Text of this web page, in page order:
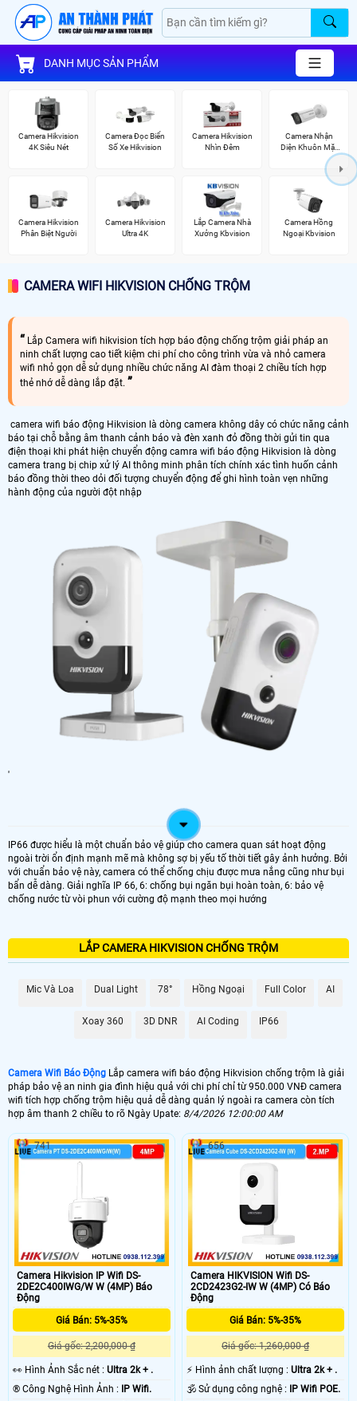
DANH MỤC SẢN PHẨM
Camera Hikvision
4K Siêu Nét
Camera Đọc Biển
Số Xe Hikvision
Camera Hikvision
Nhìn Đêm
Camera Nhận
Diện Khuôn Mặt
Camera Hikvision
Phân Biệt Người
Camera Hikvision
Ultra 4K
Lắp Camera Nhà
Xưởng Kbvision
Camera Hồng
Ngoại Kbvision
CAMERA WIFI HIKVISION CHỐNG TRỘM
Lắp Camera wifi hikvision tích hợp báo động chống trộm giải pháp an
ninh chất lượng cao tiết kiệm chi phí cho công trình vừa và nhỏ camera
wifi nhỏ gọn dễ sử dụng nhiều chức năng AI đàm thoại 2 chiều tích hợp
thẻ nhớ dễ dàng lắp đặt.
camera wifi báo động Hikvision là dòng camera không dây có chức năng cảnh
báo tại chỗ bằng âm thanh cảnh báo và đèn xanh đỏ đồng thời gửi tin qua
điện thoại khi phát hiện chuyển động camra wifi báo động Hikvision là dòng
camera trang bị chip xử lý AI thông minh phân tích chính xác tình huốn cảnh
báo đồng thời theo dỏi đối tượng chuyển động để ghi hình toàn vẹn những
hành động của người đột nhập
'
IP66 được hiểu là một chuẩn bảo vệ giúp cho camera quan sát hoạt động
ngoài trời ổn định mạnh mẽ mà không sợ bị yếu tố thời tiết gây ảnh hưởng. Bởi
với chuẩn bảo vệ này, camera có thể chống chịu được mưa nắng cũng như bụi
bẩn dễ dàng. Giải nghĩa IP 66, 6: chống bụi ngăn bụi hoàn toàn, 6: bảo vệ
chống nước từ vòi phun với cường độ mạnh theo mọi hướng
LẮP CAMERA HIKVISION CHỐNG TRỘM
Mic Và Loa Dual Light 78° Hồng Ngoại Full Color AI
Xoay 360 3D DNR AI Coding IP66
Camera Wifi Báo Động Lắp camera wifi báo động Hikvision chống trộm là giải
pháp bảo vệ an ninh gia đình hiệu quả với chi phí chỉ từ 950.000 VNĐ camera
wifi tích hợp chống trộm hiệu quả dễ dàng quản lý ngoài ra camera còn tích
hợp âm thanh 2 chiều to rõ Ngày Upate: 8/4/2026 12:00:00 AM
Camera Hikvision IP Wifi DS-
2DE2C400IWG/W W (4MP) Báo
Động
Giá Bán: 5%-35%
Giá gốc: 2,200,000 ₫
️👀 Hình Ảnh Sắc nét : Ultra 2k + .
®️ Công Nghệ Hình Ảnh : IP Wifi.
741
Camera HIKVISION Wifi DS-
2CD2423G2-IW W (4MP) Có Báo
Động
Giá Bán: 5%-35%
Giá gốc: 1,260,000 ₫
️⚡ Hình ảnh chất lượng :Ultra 2k + .
🕉️ Sử dụng công nghệ : IP Wifi POE.
656